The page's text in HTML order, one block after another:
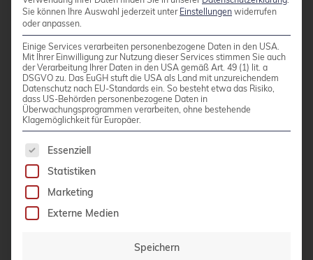
credativ berät und unterstützt natürlich gerne bei
der Planung, Durchführung und Migration von
HA-Projekten. Sprechen Sie uns an!
Kategorien:
Aktuelles
Tags:
Debian Pacemaker
Sie können Ihre Auswahl jederzeit unter Einstellungen widerrufen
oder anpassen.
Einige Services verarbeiten personenbezogene Daten in den USA.
Mit Ihrer Einwilligung zur Nutzung dieser Services stimmen Sie auch
der Verarbeitung Ihrer Daten in den USA gemäß Art. 49 (1) lit. a
DSGVO zu. Das EuGH stuft die USA als Land mit unzureichendem
Datenschutz nach EU-Standards ein. So besteht etwa das Risiko,
dass US-Behörden personenbezogene Daten in
Überwachungsprogrammen verarbeiten, ohne bestehende
Klagemöglichkeit für Europäer.
Es folgt eine Liste der Service-Gruppen, für die
Essenziell
Statistiken
Marketing
Externe Medien
Speichern